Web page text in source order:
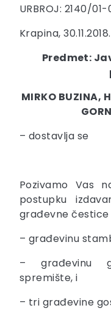
URBROJ: 2140/
Krapina, 30.11.2018.
Predmet:
MIRKO BUZINA,
– dostavlja se
Pozivamo Vas
postupku
građevne čestice
– građevinu
– građevinu
spremište, i
– tri građevine